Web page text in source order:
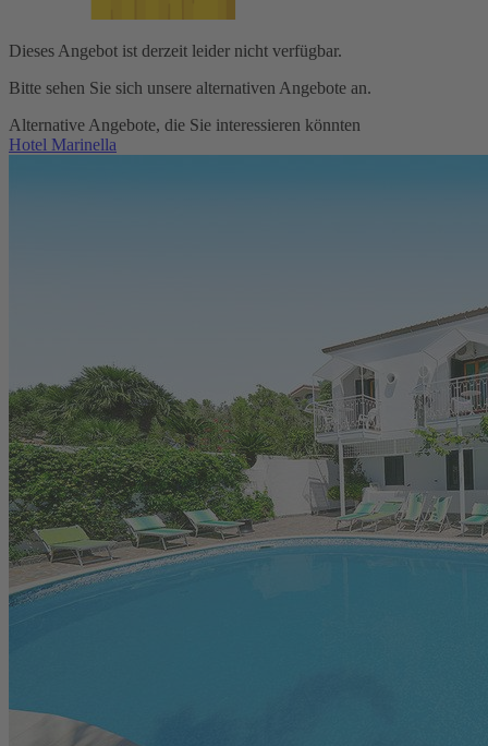
Dieses Angebot ist derzeit leider nicht verfügbar.
Bitte sehen Sie sich unsere alternativen Angebote an.
Alternative Angebote, die Sie interessieren könnten
Hotel Marinella